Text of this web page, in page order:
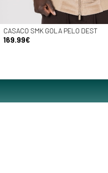
CASACO SMK GOLA PELO DEST
169.99€